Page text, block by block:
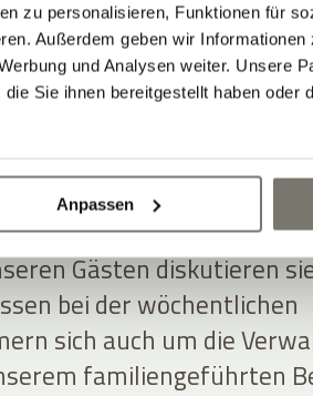
zu personalisieren, Funktionen für
Außerdem geben wir
und Analysen weiter. Unsere
Sie ihnen bereitgestellt haben oder
Anpassen
Rosi und Christine an
Gäste mit Freude,
Momenten.
Leck, arbeiten meist
Team in den
Gästen diskutieren
bei der wöchentlichen
sich auch um die
familiengeführten